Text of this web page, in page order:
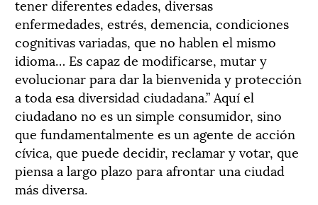
tener diferentes edades, diversas
enfermedades, estrés, demencia, condiciones
cognitivas variadas, que no hablen el mismo
idioma… Es capaz de modificarse, mutar y
evolucionar para dar la bienvenida y protección
a toda esa diversidad ciudadana.” Aquí el
ciudadano no es un simple consumidor, sino
que fundamentalmente es un agente de acción
cívica, que puede decidir, reclamar y votar, que
piensa a largo plazo para afrontar una ciudad
más diversa.